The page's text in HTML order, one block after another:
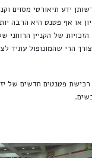
ידע תיאורטי מסוים
או אף פטנט היא הרבה
של הקניין הרוחני
הרי שהמונופול עתיד
פטנטים חדשים של